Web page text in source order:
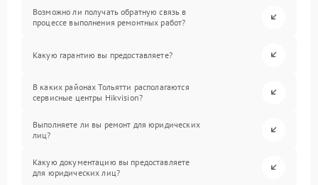
Возможно ли получать обратную связь в
процессе выполнения ремонтных работ?
Какую гарантию вы предоставляете?
В каких районах Тольятти располагаются
сервисные центры Hikvision?
Выполняете ли вы ремонт для юридических
лиц?
Какую документацию вы предоставляете
для юридических лиц?